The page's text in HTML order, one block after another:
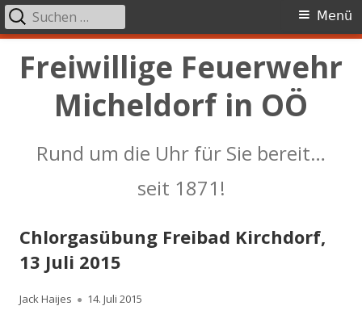
Freiwillige Feuerwehr
Micheldorf in OÖ
Rund um die Uhr für Sie bereit…
seit 1871!
Primäres
Menü
Menü
Suchen
nach:
Chlorgasübung Freibad Kirchdorf,
13 Juli 2015
Autor
Jack Haijes
Veröffentlicht
14. Juli 2015